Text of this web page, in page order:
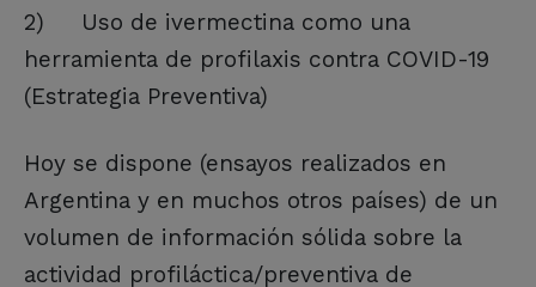
2)
Uso de ivermectina como una
herramienta de profilaxis contra COVID-19
(Estrategia Preventiva)
Hoy se dispone (ensayos realizados en
Argentina y en muchos otros países) de un
volumen de información sólida sobre la
actividad profiláctica/preventiva de